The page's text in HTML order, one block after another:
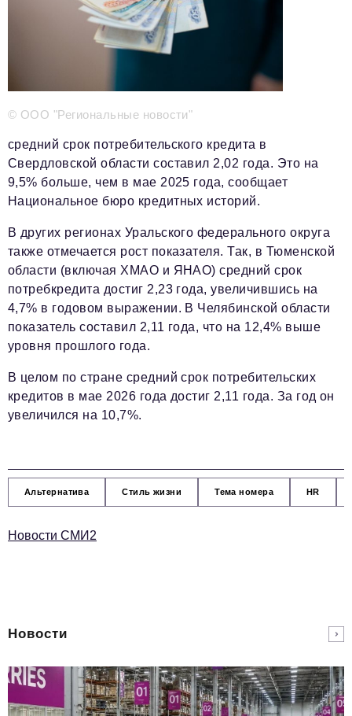
Электронные почты редакции:
Информационный отдел
podpiska@business-magazine.online
Отдел по работе с партнерами
partner@business-magazine.online
© ООО "Региональные новости"
средний срок потребительского кредита в
Свердловской области составил 2,02 года. Это на
9,5% больше, чем в мае 2025 года, сообщает
Национальное бюро кредитных историй.
В других регионах Уральского федерального округа
также отмечается рост показателя. Так, в Тюменской
области (включая ХМАО и ЯНАО) средний срок
потребкредита достиг 2,23 года, увеличившись на
4,7% в годовом выражении. В Челябинской области
показатель составил 2,11 года, что на 12,4% выше
уровня прошлого года.
В целом по стране средний срок потребительских
кредитов в мае 2026 года достиг 2,11 года. За год он
увеличился на 10,7%.
Альтернатива Стиль жизни Тема номера HR
Новости СМИ2
Новости